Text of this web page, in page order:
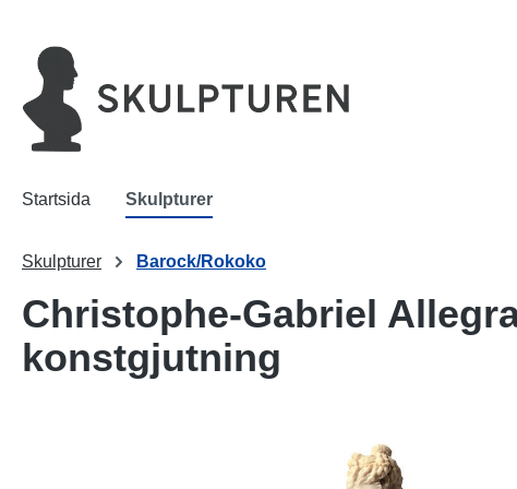
Startsida Skulpturer
Skulpturer Barock/Rokoko
Christophe-Gabriel
konstgjutning